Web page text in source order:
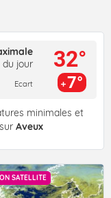
du jour
Ecart
32°
7°
minimales et
sur Aveux
SATELLITE